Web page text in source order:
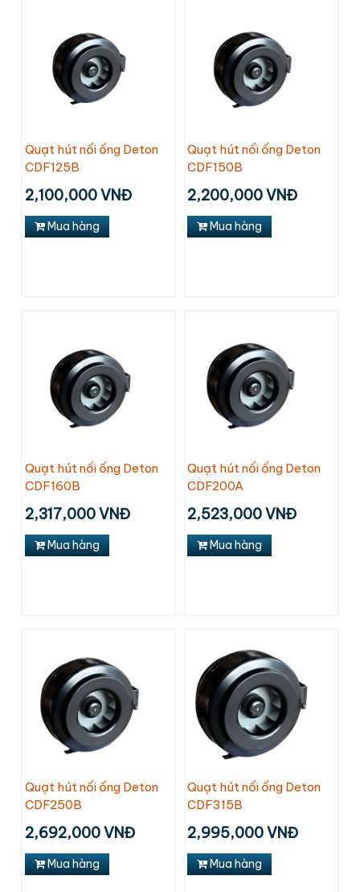
Quạt hút nối ống Deton
CDF125B
2,100,000 VNĐ
Mua hàng
Quạt hút nối ống Deton
CDF150B
2,200,000 VNĐ
Mua hàng
Quạt hút nối ống Deton
CDF160B
2,317,000 VNĐ
Mua hàng
Quạt hút nối ống Deton
CDF200A
2,523,000 VNĐ
Mua hàng
Quạt hút nối ống Deton
CDF250B
2,692,000 VNĐ
Mua hàng
Quạt hút nối ống Deton
CDF315B
2,995,000 VNĐ
Mua hàng